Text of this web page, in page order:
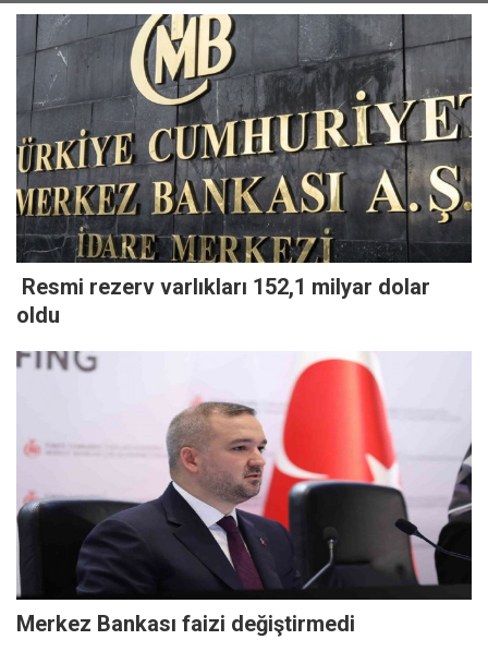
Resmi rezerv varlıkları 152,1 milyar dolar
oldu
Merkez Bankası faizi değiştirmedi